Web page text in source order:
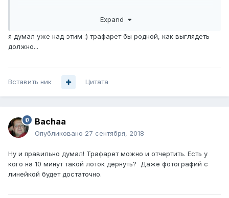
Expand
я думал уже над этим :) трафарет бы родной, как выглядеть
должно...
Вставить ник Цитата
Bachaa
Опубликовано 27 сентября, 2018
Ну и правильно думал! Трафарет можно и отчертить. Есть у
кого на 10 минут такой лоток дернуть? Даже фотографий с
линейкой будет достаточно.